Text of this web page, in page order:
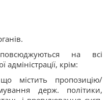
на всі
адміністрації, крім:
містить пропозицію/
держ. політики,